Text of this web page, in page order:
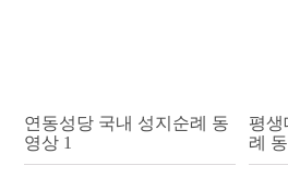
연동성당 국내 성지순례 동
영상 1
평생
례